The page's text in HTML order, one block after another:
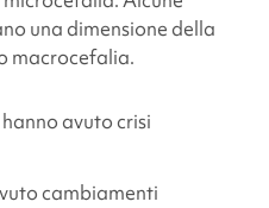
una dimensione della
macrocefalia.
avuto crisi
cambiamenti